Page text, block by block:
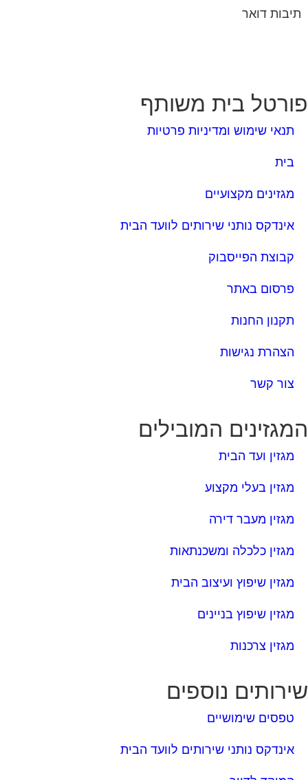
תיבות דואר
בית משותף
תנאי שימוש ומדיניות פרטיות
בית
מגזינים מקצועיים
אינדקס נותני שירותים לוועד הבית
קבוצת הפייסבוק
פרסום באתר
תקנון החנות
הצהרת נגישות
צור קשר
המובילים
מגזין ועד הבית
מגזין בעלי מקצוע
מגזין מעבר דירה
מגזין כלכלה ומשכנתאות
מגזין שיפוץ ועיצוב הבית
מגזין שיפוץ בניינים
מגזין צרכנות
נוספים
טפסים שימושיים
אינדקס נותני שירותים לוועד הבית